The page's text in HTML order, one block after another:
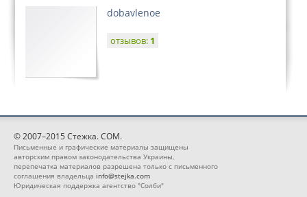
dobavlenoe
отзывов: 1
© 2007–2015 Стежка. COM.
Письменные и графические материалы защищены
авторским правом законодательства Украины,
перепечатка материалов разрешена только с письменного
соглашения владельца info@stejka.com
Юридическая поддержка агентство "Солби"